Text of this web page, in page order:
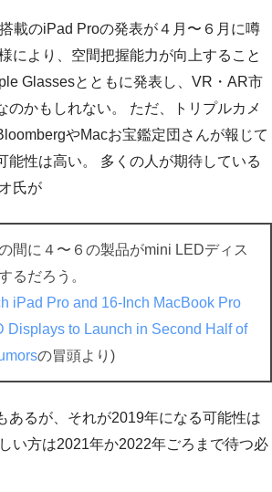
載のiPad Proの発表が４月〜６月に噂
により、空間把握能力が向上すること
Glassesとともに発表し、VR・AR市
のかもしれない。 ただ、トリプルカメ
やMacお宝鑑定団さんが報じて
能性は高い。 多くの人が期待している
氏が
間に４〜６の製品がmini LEDディス
るだろう。
iPad Pro and 16-Inch MacBook Pro
Displays to Launch in Second Half of
の冒頭より)
あるが、それが2019年になる可能性は
い方は2021年か2022年ごろまで待つ必